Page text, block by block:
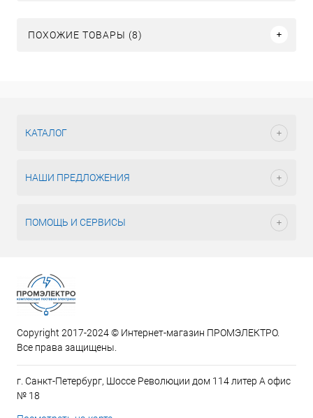
ПОХОЖИЕ ТОВАРЫ (8)
КАТАЛОГ
НАШИ ПРЕДЛОЖЕНИЯ
ПОМОЩЬ И СЕРВИСЫ
Copyright 2017-2024 © Интернет-магазин ПРОМЭЛЕКТРО.
Все права защищены.
г. Санкт-Петербург, Шоссе Революции дом 114 литер А офис
№ 18